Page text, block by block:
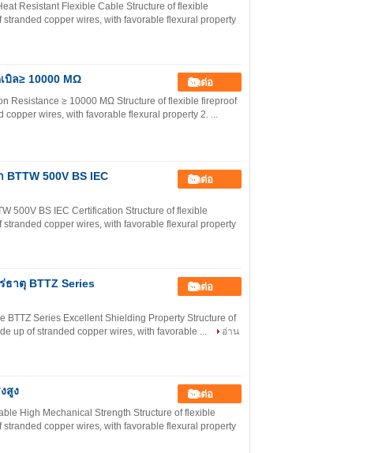
Resistant Flexible Cable Structure of flexible
copper wires, with favorable flexural property
บิล≥ 10000 MΩ ติดต่อ
Resistance ≥ 10000 MΩ Structure of flexible fireproof
wires, with favorable flexural property 2. ...
500V BS IEC
ติดต่อ
500V BS IEC Certification Structure of flexible
copper wires, with favorable flexural property
ธาตุ BTTZ Series
ติดต่อ
BTTZ Series Excellent Shielding Property Structure of
up of stranded copper wires, with favorable ...
อ่าน
สูง ติดต่อ
High Mechanical Strength​ Structure of flexible
copper wires, with favorable flexural property